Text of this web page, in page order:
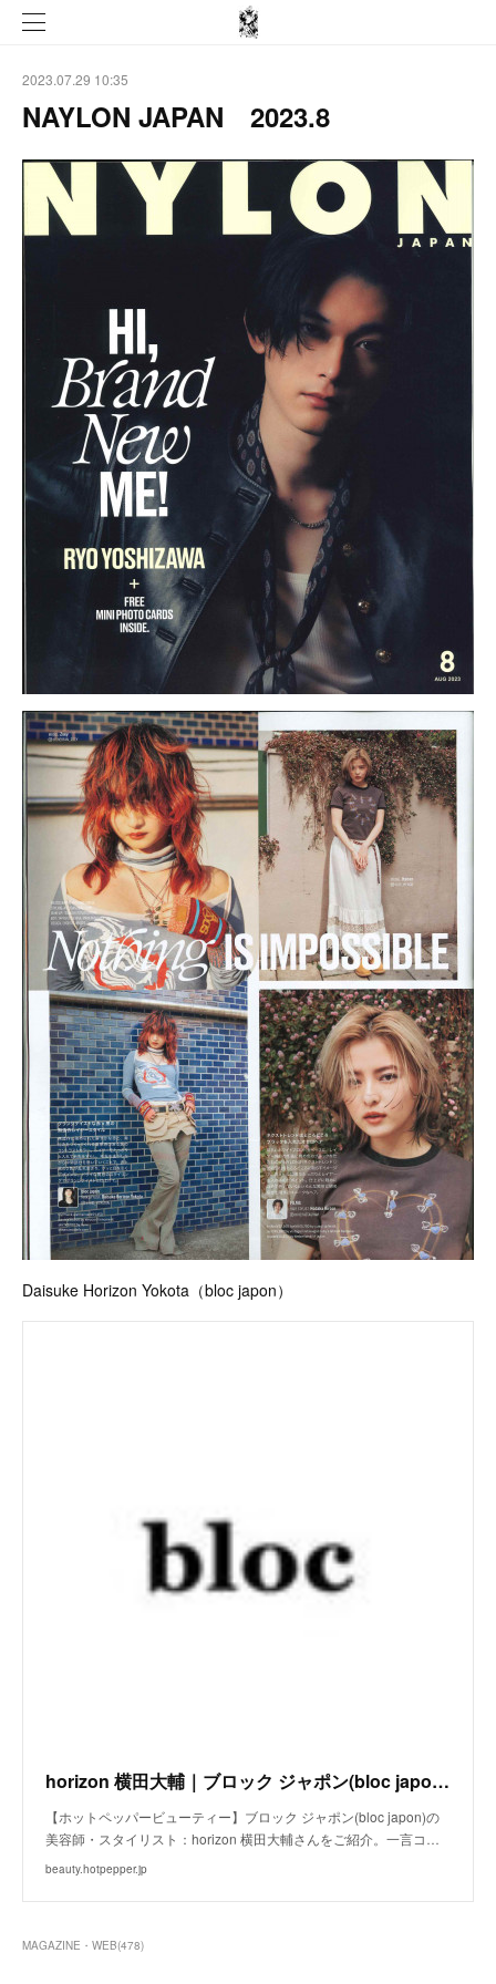
2023.07.29 10:35
NAYLON JAPAN 2023.8
Daisuke Horizon Yokota（bloc japon）
horizon 横田大輔｜ブロック ジャポン(bloc japon)の美容師・スタイリスト｜ホットペッパービューティー
【ホットペッパービューティー】ブロック ジャポン(bloc japon)の
美容師・スタイリスト：horizon 横田大輔さんをご紹介。一言コ…
beauty.hotpepper.jp
MAGAZINE・WEB(478)